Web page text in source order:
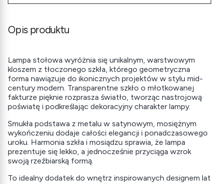
Opis produktu
Lampa stołowa wyróżnia się unikalnym, warstwowym
kloszem z tłoczonego szkła, którego geometryczna
forma nawiązuje do ikonicznych projektów w stylu mid-
century modern. Transparentne szkło o młotkowanej
fakturze pięknie rozprasza światło, tworząc nastrojową
poświatę i podkreślając dekoracyjny charakter lampy.
Smukła podstawa z metalu w satynowym, mosiężnym
wykończeniu dodaje całości elegancji i ponadczasowego
uroku. Harmonia szkła i mosiądzu sprawia, że lampa
prezentuje się lekko, a jednocześnie przyciąga wzrok
swoją rzeźbiarską formą.
To idealny dodatek do wnętrz inspirowanych designem lat